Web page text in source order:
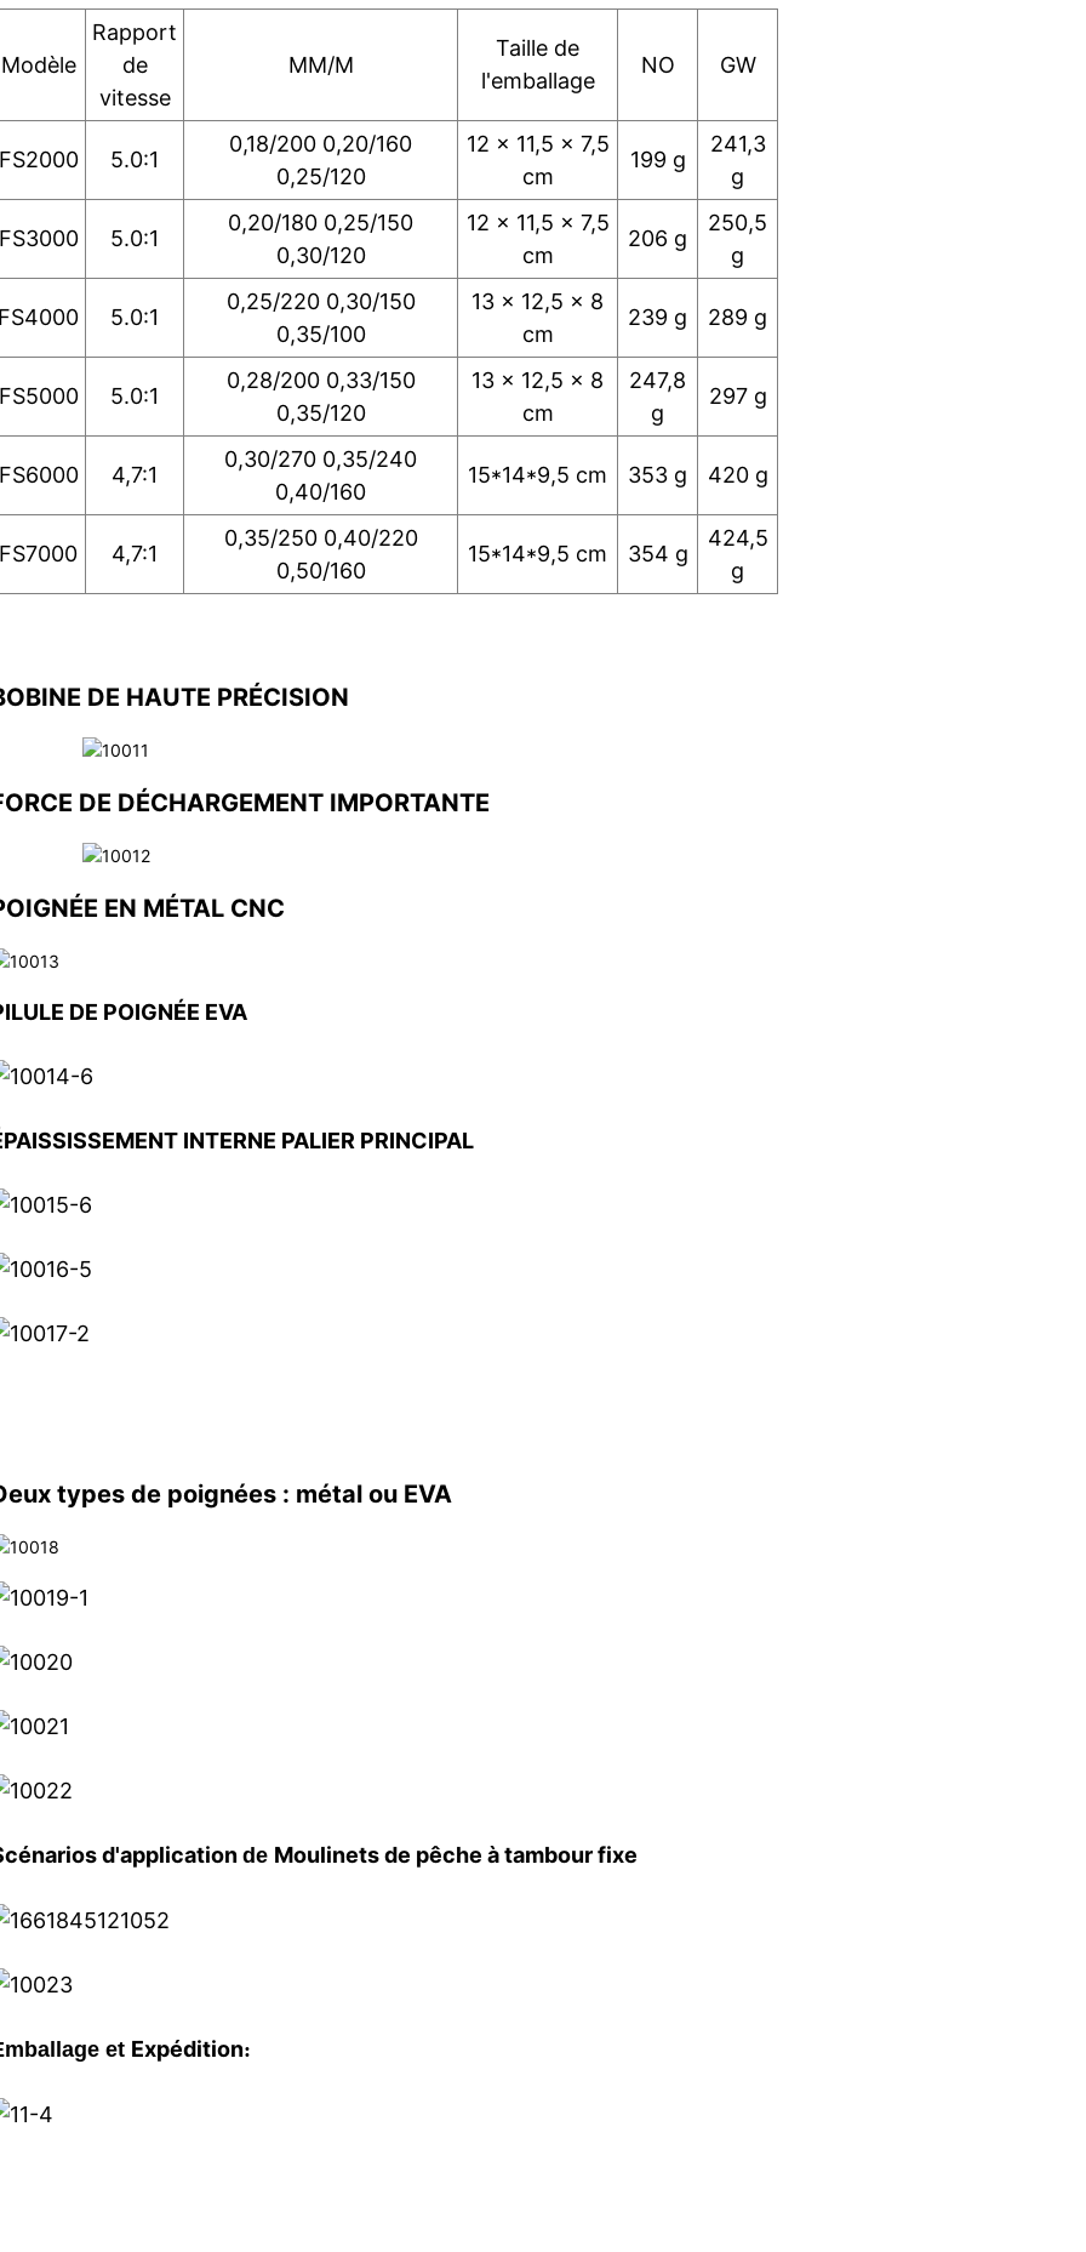
Modèle
Rapport
de
vitesse
MM/M
Taille de
l'emballage
NO GW
FS2000 5.0:1
0,18/200 0,20/160
0,25/120
12 x 11,5 x 7,5
cm
199 g
241,3
g
FS3000 5.0:1
0,20/180 0,25/150
0,30/120
12 x 11,5 x 7,5
cm
206 g
250,5
g
FS4000 5.0:1
0,25/220 0,30/150
0,35/100
13 x 12,5 x 8
cm
239 g 289 g
FS5000 5.0:1
0,28/200 0,33/150
0,35/120
13 x 12,5 x 8
cm
247,8
g
297 g
FS6000 4,7:1
0,30/270 0,35/240
0,40/160
15*14*9,5 cm 353 g 420 g
FS7000 4,7:1
0,35/250 0,40/220
0,50/160
15*14*9,5 cm 354 g
424,5
g
DE HAUTE PRÉCISION
DE DÉCHARGEMENT IMPORTANTE
EN MÉTAL CNC
DE POIGNÉE EVA
INTERNE PALIER PRINCIPAL
types de poignées : métal ou EVA
d'applicationde Moulinets de pêche à tambour fixe
et Expédition: